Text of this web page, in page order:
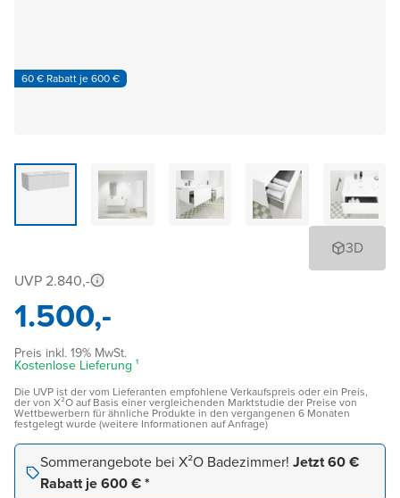
60 € Rabatt je 600 €
3D
UVP 2.840,-
1.500,-
Preis inkl. 19% MwSt.
Kostenlose Lieferung ¹
Die UVP ist der vom Lieferanten empfohlene Verkaufspreis oder ein Preis,
der von X²O auf Basis einer vergleichenden Marktstudie der Preise von
Wettbewerbern für ähnliche Produkte in den vergangenen 6 Monaten
festgelegt wurde (weitere Informationen auf Anfrage)
Sommerangebote bei X²O Badezimmer! Jetzt 60 €
Rabatt je 600 € *